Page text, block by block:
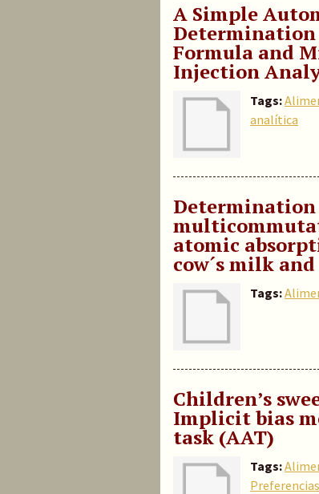
A Simple
Formula and
Injection
Tags:
analítica
atomic
cow´s milk
Tags:
Children’s
Implicit bias
task (AAT)
Tags:
Preferencias